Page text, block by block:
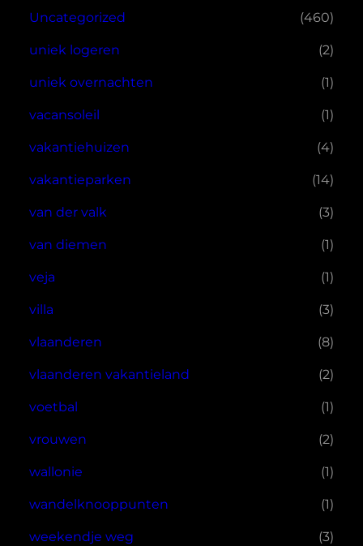
Uncategorized (460)
uniek logeren (2)
uniek overnachten (1)
vacansoleil (1)
vakantiehuizen (4)
vakantieparken (14)
van der valk (3)
van diemen (1)
veja (1)
villa (3)
vlaanderen (8)
vlaanderen vakantieland (2)
voetbal (1)
vrouwen (2)
wallonie (1)
wandelknooppunten (1)
weekendje weg (3)